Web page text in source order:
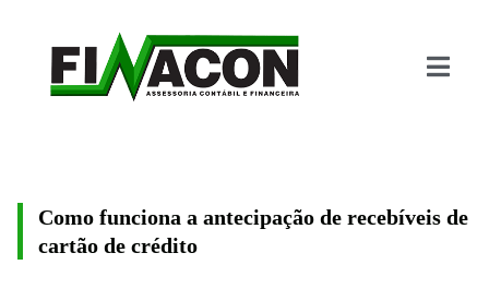
Como funciona a antecipação de recebíveis de
cartão de crédito